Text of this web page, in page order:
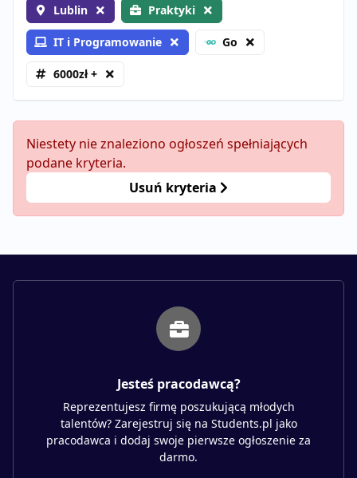
Lublin Praktyki
IT i Programowanie Go
6000zł +
Niestety nie znaleziono ogłoszeń spełniających
podane kryteria.
Usuń kryteria
Jesteś pracodawcą?
Reprezentujesz firmę poszukującą młodych
talentów? Zarejestruj się na Students.pl jako
pracodawca i dodaj swoje pierwsze ogłoszenie za
darmo.